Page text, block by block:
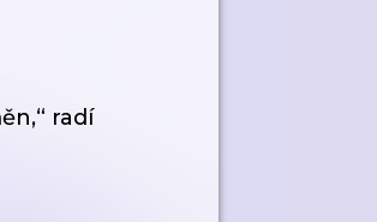
radí